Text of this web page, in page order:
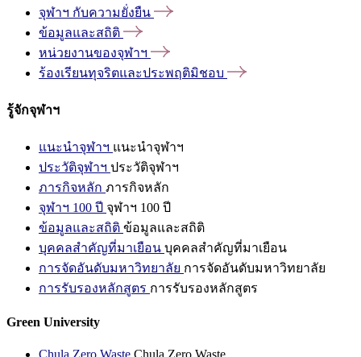
จุฬาฯ กับความยั่งยืน
ข้อมูลและสถิติ
หน่วยงานของจุฬาฯ
ร้องเรียนทุจริตและประพฤติมิชอบ
รู้จักจุฬาฯ
แนะนำจุฬาฯ แนะนำจุฬาฯ
ประวัติจุฬาฯ ประวัติจุฬาฯ
ภารกิจหลัก ภารกิจหลัก
จุฬาฯ 100 ปี จุฬาฯ 100 ปี
ข้อมูลและสถิติ ข้อมูลและสถิติ
บุคคลสำคัญที่มาเยือน บุคคลสำคัญที่มาเยือน
การจัดอันดับมหาวิทยาลัย การจัดอันดับมหาวิทยาลัย
การรับรองหลักสูตร การรับรองหลักสูตร
Green University
Chula Zero Waste Chula Zero Waste